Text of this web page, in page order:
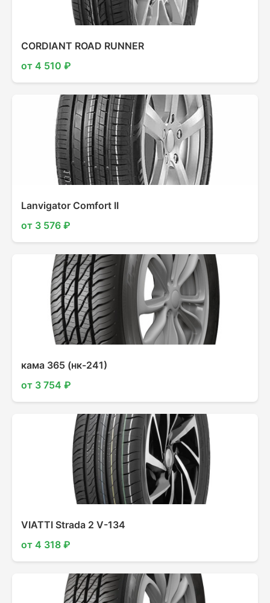
CORDIANT ROAD RUNNER
от 4 510 ₽
Lanvigator Comfort II
от 3 576 ₽
кама 365 (нк-241)
от 3 754 ₽
VIATTI Strada 2 V-134
от 4 318 ₽